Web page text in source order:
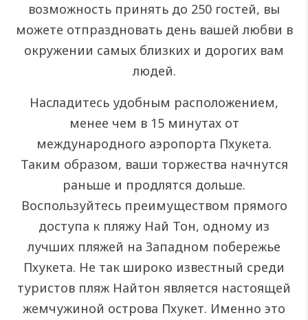
возможность принять до 250 гостей, вы
можете отпраздновать день вашей любви в
окружении самых близких и дорогих вам
людей.
Насладитесь удобным расположением,
менее чем в 15 минутах от
международного аэропорта Пхукета.
Таким образом, ваши торжества начнутся
раньше и продлятся дольше.
Воспользуйтесь преимуществом прямого
доступа к пляжу Най Тон, одному из
лучших пляжей на Западном побережье
Пхукета. Не так широко известный среди
туристов пляж Найтон является настоящей
жемчужиной острова Пхукет. Именно это